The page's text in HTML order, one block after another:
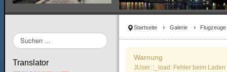
Startseite Galerie Flugzeuge
Warnung
JUser: :_load: Fehler beim
Suchen
...
Translator